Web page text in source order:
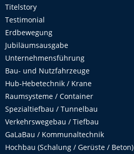
Titelstory
Testimonial
Erdbewegung
Jubiläumsausgabe
Unternehmensführung
Bau- und Nutzfahrzeuge
Hub-Hebetechnik / Krane
Raumsysteme / Container
Spezialtiefbau / Tunnelbau
Verkehrswegebau / Tiefbau
GaLaBau / Kommunaltechnik
Hochbau (Schalung / Gerüste / Beton)